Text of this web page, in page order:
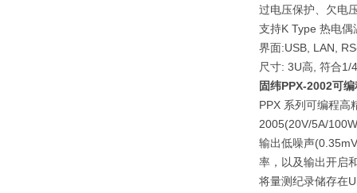
过电压保护、欠电
支持K Type 热电偶
界面:USB, LAN,
尺寸: 3U高, 符合1/
固纬PPX-2002可
PPX 系列可编程高
2005(20V/5A/
输出低噪声
率，以及输出开启
将量测纪录储存在